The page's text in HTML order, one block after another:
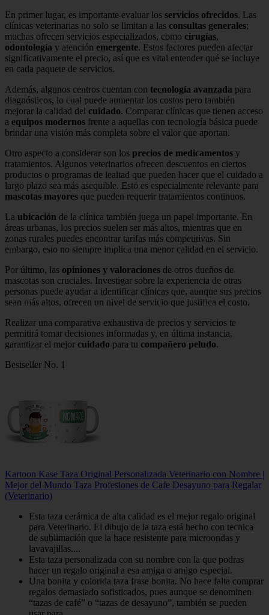
En primer lugar, es importante evaluar los servicios ofrecidos. Las
clínicas veterinarias no solo se limitan a las consultas generales;
muchas ofrecen servicios especializados, como cirugías,
odontología y atención emergente. Estos factores pueden afectar
significativamente el precio, así que es vital entender qué se incluye
en cada paquete de servicios.
Además, algunos centros cuentan con tecnología avanzada para
diagnósticos, lo cual puede aumentar los costos pero también
mejorar la calidad del cuidado. Comparar clínicas que tienen acceso
a equipos modernos frente a aquellas con tecnología básica puede
brindar una visión más completa sobre el valor que aportan.
Otro aspecto a considerar son los precios de medicamentos y
tratamientos. Algunos veterinarios ofrecen descuentos en ciertos
productos o programas de lealtad que pueden hacer que el cuidado a
largo plazo sea más asequible. Esto es especialmente relevante para
mascotas mayores que pueden requerir tratamientos continuos.
La ubicación de la clínica también juega un papel importante. En
áreas urbanas, los precios suelen ser más altos, mientras que en
zonas rurales puedes encontrar tarifas más competitivas. Sin
embargo, esto no siempre implica una menor calidad en el servicio.
Por último, las opiniones y valoraciones de otros dueños de
mascotas son cruciales. Investigar sobre la experiencia de otras
personas puede ayudar a identificar clínicas que, aunque sus precios
sean más altos, ofrecen un nivel de servicio que justifica el costo.
Realizar una comparativa exhaustiva de precios y servicios te
permitirá tomar decisiones informadas y, en última instancia,
garantizar el mejor cuidado para tu compañero peludo.
Bestseller No. 1
Kartoon Kase Taza Original Personalizada Veterinario con Nombre |
Mejor del Mundo Taza Profesiones de Cafe Desayuno para Regalar
(Veterinario)
Esta taza cerámica de alta calidad es el mejor regalo original
para Veterinario. El dibujo de la taza está hecho con tecnica
de sublimación que la hace resistente para microondas y
lavavajillas....
Esta taza personalizada con su nombre con la que podras
hacer un regalo original a esa amiga o amigo especial.
Una bonita y colorida taza frase bonita. No hace falta comprar
regalos demasiado sofisticados, pues aunque se denominen
“tazas de café” o “tazas de desayuno”, también se pueden